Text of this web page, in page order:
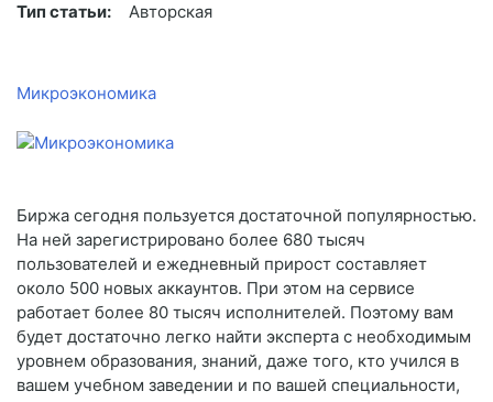
Тип статьи: Авторская
Микроэкономика
Биржа сегодня пользуется достаточной популярностью.
На ней зарегистрировано более 680 тысяч
пользователей и ежедневный прирост составляет
около 500 новых аккаунтов. При этом на сервисе
работает более 80 тысяч исполнителей. Поэтому вам
будет достаточно легко найти эксперта с необходимым
уровнем образования, знаний, даже того, кто учился в
вашем учебном заведении и по вашей специальности,